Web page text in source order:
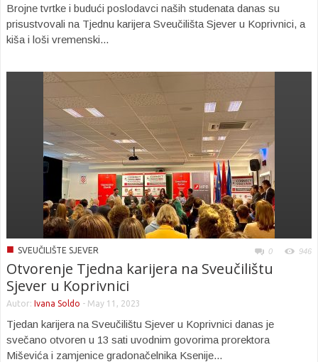
Brojne tvrtke i budući poslodavci naših studenata danas su
prisustvovali na Tjednu karijera Sveučilišta Sjever u Koprivnici, a
kiša i loši vremenski...
■ SVEUČILIŠTE SJEVER 0 946
Otvorenje Tjedna karijera na Sveučilištu
Sjever u Koprivnici
Autor: Ivana Soldo - May 11, 2023
Tjedan karijera na Sveučilištu Sjever u Koprivnici danas je
svečano otvoren u 13 sati uvodnim govorima prorektora
Miševića i zamjenice gradonačelnika Ksenije...